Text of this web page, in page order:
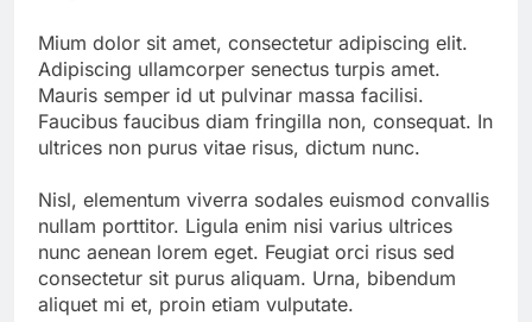
Mium dolor sit amet, consectetur adipiscing elit.
Adipiscing ullamcorper senectus turpis amet.
Mauris semper id ut pulvinar massa facilisi.
Faucibus faucibus diam fringilla non, consequat. In
ultrices non purus vitae risus, dictum nunc.
Nisl, elementum viverra sodales euismod convallis
nullam porttitor. Ligula enim nisi varius ultrices
nunc aenean lorem eget. Feugiat orci risus sed
consectetur sit purus aliquam. Urna, bibendum
aliquet mi et, proin etiam vulputate.